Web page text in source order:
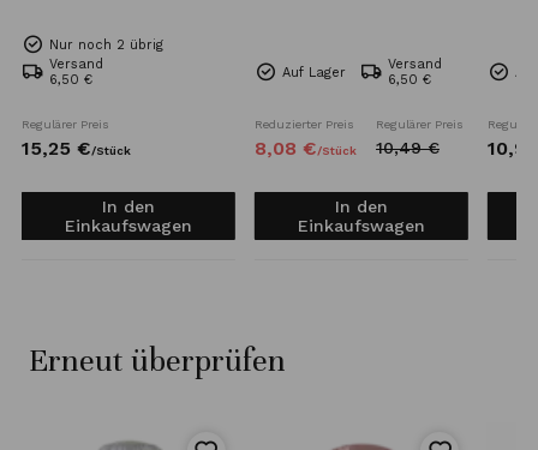
Nur noch 2 übrig
Versand
6,50 €
Regulärer Preis
15,25 €/Stück
In den
Einkaufswagen
Auf Lager
Versand
6,50 €
Reduzierter Preis
8,08 €/Stück
Regulärer Preis
10,49 €
In den
Einkaufswagen
10,92
Erneut überprüfen